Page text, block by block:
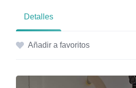
Detalles
Añadir a favoritos